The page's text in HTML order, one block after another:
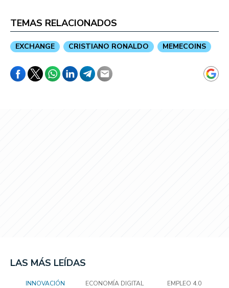
TEMAS RELACIONADOS
EXCHANGE CRISTIANO RONALDO MEMECOINS
LAS MÁS LEÍDAS
INNOVACIÓN ECONOMÍA DIGITAL EMPLEO 4.0